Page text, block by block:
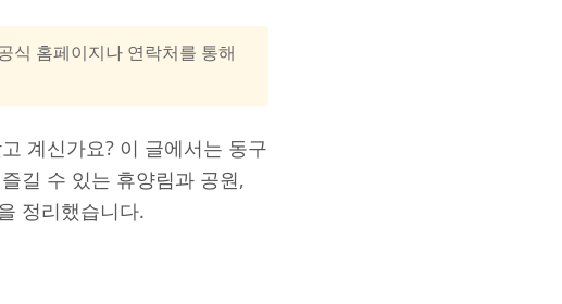
식 홈페이지나 연락처를 통해
계신가요? 이 글에서는 동구
길 수 있는 휴양림과 공원,
정리했습니다.